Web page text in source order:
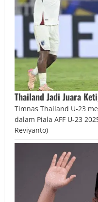
Thailand Jadi Juara
Timnas Thailand U-23
dalam Piala AFF U-23
Reviyanto)